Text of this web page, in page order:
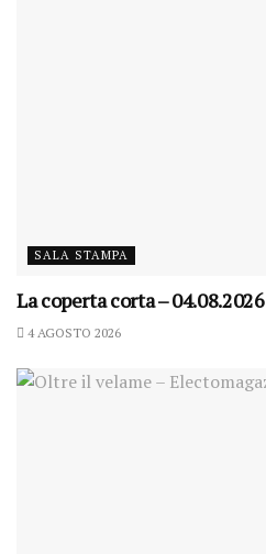
SALA STAMPA
La coperta corta – 04.08.2026
4 AGOSTO 2026